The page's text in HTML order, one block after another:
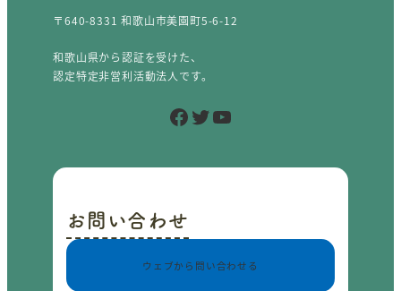
〒640-8331 和歌山市美園町5-6-12
和歌山県から認証を受けた、
認定特定非営利活動法人です。
Facebook Twitter YouTube
お問い合わせ
ウェブから問い合わせる